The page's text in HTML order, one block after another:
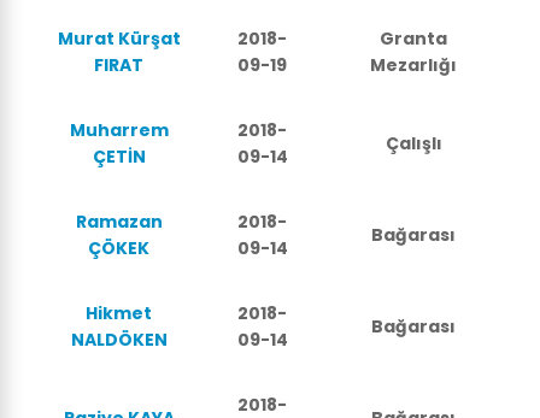
Murat Kürşat
FIRAT
2018-
09-19
Granta
Mezarlığı
Muharrem
ÇETİN
2018-
09-14
Çalışlı
Ramazan
ÇÖKEK
2018-
09-14
Bağarası
Hikmet
NALDÖKEN
2018-
09-14
Bağarası
2018-